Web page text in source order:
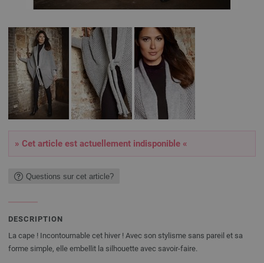
» Cet article est actuellement indisponible «
Questions sur cet article?
DESCRIPTION
La cape ! Incontournable cet hiver ! Avec son stylisme sans pareil et sa
forme simple, elle embellit la silhouette avec savoir-faire.